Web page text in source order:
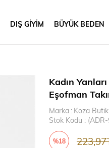
DIŞ GİYİM BÜYÜK BEDEN
Kadın
Eşofman
Marka : Koza Butik
Stok Kodu
%18